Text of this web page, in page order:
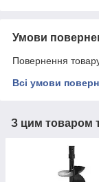
Умови
Повернення
Всі умови
З цим товаром